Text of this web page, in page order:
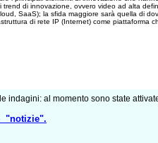
trend di innovazione, ovvero video ad alta
SaaS); la sfida maggiore sarà quella di
di rete IP (Internet) come piattaforma
indagini: al momento sono state
"notizie".